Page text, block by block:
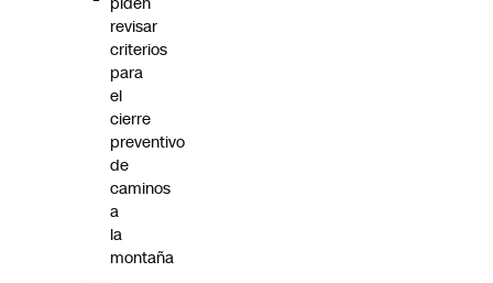
revisar
criterios
para
el
cierre
preventivo
de
caminos
a
la
montaña